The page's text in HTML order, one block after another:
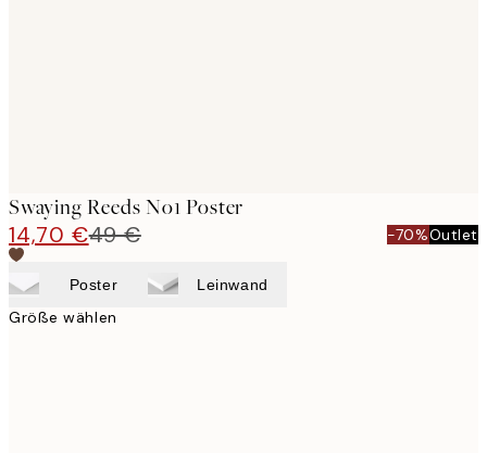
Swaying Reeds No1 Poster
14,70 €49 € -70%Outlet
Poster Leinwand
Größe wählen